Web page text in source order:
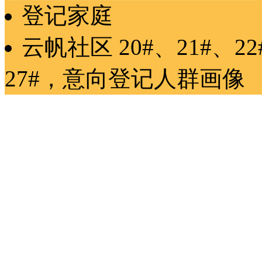
登记家庭
云帆社区 20#、21#、
27# ， 意向登记 人群画像